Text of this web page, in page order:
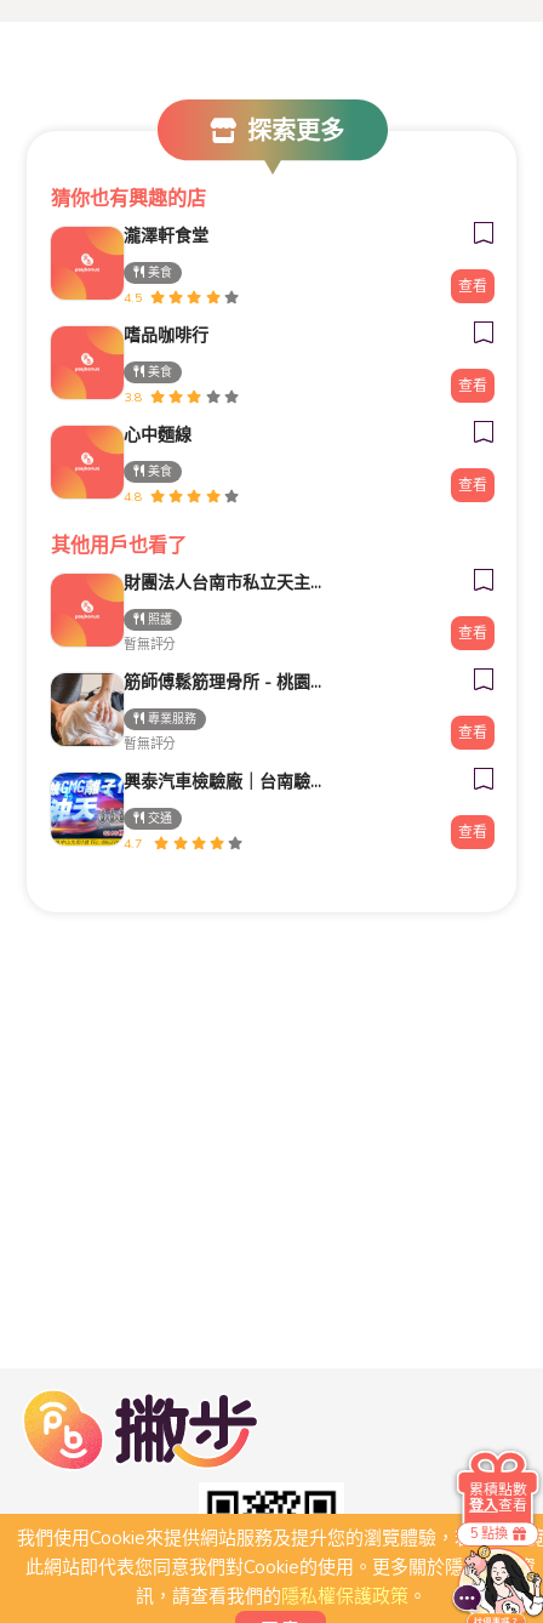
探索更多
猜你也有興趣的店
瀧澤軒食堂
美食
4.5
查看
嗜品咖啡行
美食
3.8
查看
心中麵線
美食
4.8
查看
其他用戶也看了
財團法人台南市私立天主教瑞復益智中心
照護
暫無評分
查看
筋師傅鬆筋理骨所 - 桃園整復/推拿/民俗療法/整骨
專業服務
暫無評分
查看
興泰汽車檢驗廠｜台南驗車｜修車｜汽車保養《路馳揚歸仁店》
交通
4.7
查看
我們使用Cookie來提供網站服務及提升您的瀏覽體驗，若繼續瀏
此網站即代表您同意我們對Cookie的使用。更多關於隱私保護資
訊，請查看我們的隱私權保護政策。
5 點換
累積點數
登入查看